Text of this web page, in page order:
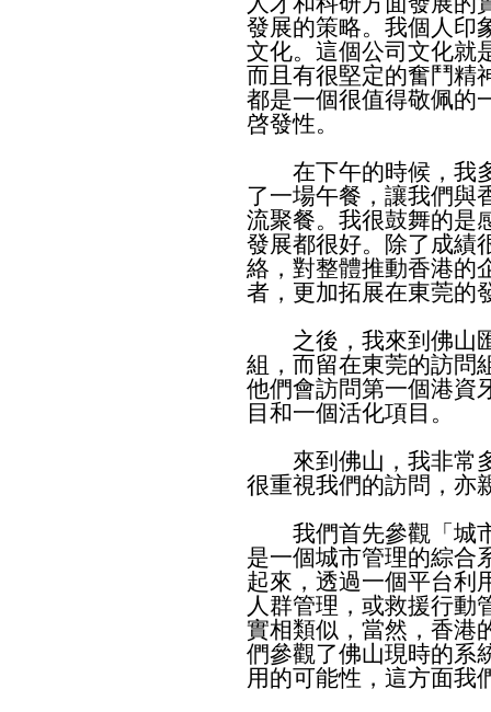
發展的策略。我個人印
文化。這個公司文化就
而且有很堅定的奮鬥精
都是一個很值得敬佩的
啓發性。
在下午的時候，我多
了一場午餐，讓我們與
流聚餐。我很鼓舞的是
發展都很好。除了成績
絡，對整體推動香港的
者，更加拓展在東莞的
之後，我來到佛山匯
組，而留在東莞的訪問
他們會訪問第一個港資
目和一個活化項目。
來到佛山，我非常多
很重視我們的訪問，亦
我們首先參觀「城市
是一個城市管理的綜合
起來，透過一個平台利
人群管理，或救援行動
實相類似，當然，香港
們參觀了佛山現時的系
用的可能性，這方面我